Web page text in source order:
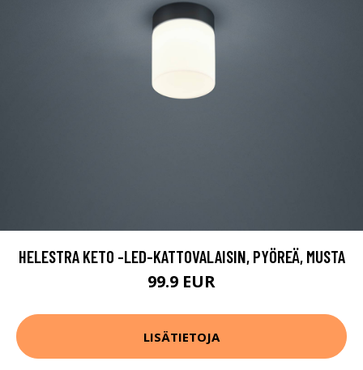
HELESTRA KETO -LED-KATTOVALAISIN, PYÖREÄ, MUSTA
99.9 EUR
LISÄTIETOJA